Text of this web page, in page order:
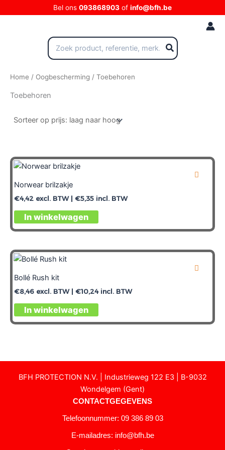
naar
Bel ons 093868903 of info@bfh.be
Zoeken
naar:
Home / Oogbescherming / Toebehoren
Toebehoren
Norwear brilzakje
€4,42 excl. BTW | €5,35 incl. BTW
In winkelwagen
Bollé Rush kit
€8,46 excl. BTW | €10,24incl. BTW
In winkelwagen
BFH PROTECTION N.V. | Industrieweg 122 E3 | B-9032
Wondelgem (Gent)
CONTACTGEGEVENS
Telefoonnummer: 09 386 89 03
E-mailadres: info@bfh.be